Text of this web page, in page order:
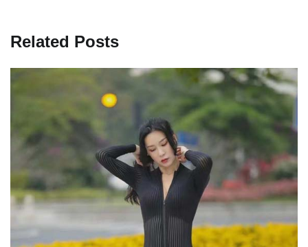
航
Related Posts